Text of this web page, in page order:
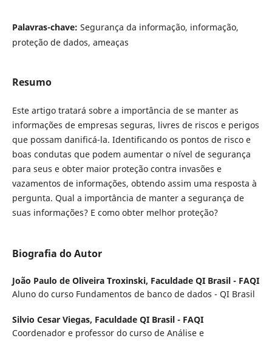
Palavras-chave: Segurança da informação, informação,
proteção de dados, ameaças
Resumo
Este artigo tratará sobre a importância de se manter as
informações de empresas seguras, livres de riscos e perigos
que possam danificá-la. Identificando os pontos de risco e
boas condutas que podem aumentar o nível de segurança
para seus e obter maior proteção contra invasões e
vazamentos de informações, obtendo assim uma resposta à
pergunta. Qual a importância de manter a segurança de
suas informações? E como obter melhor proteção?
Biografia do Autor
João Paulo de Oliveira Troxinski, Faculdade QI Brasil - FAQI
Aluno do curso Fundamentos de banco de dados - QI Brasil
Silvio Cesar Viegas, Faculdade QI Brasil - FAQI
Coordenador e professor do curso de Análise e